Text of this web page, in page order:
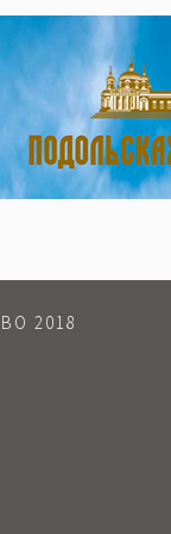
2018